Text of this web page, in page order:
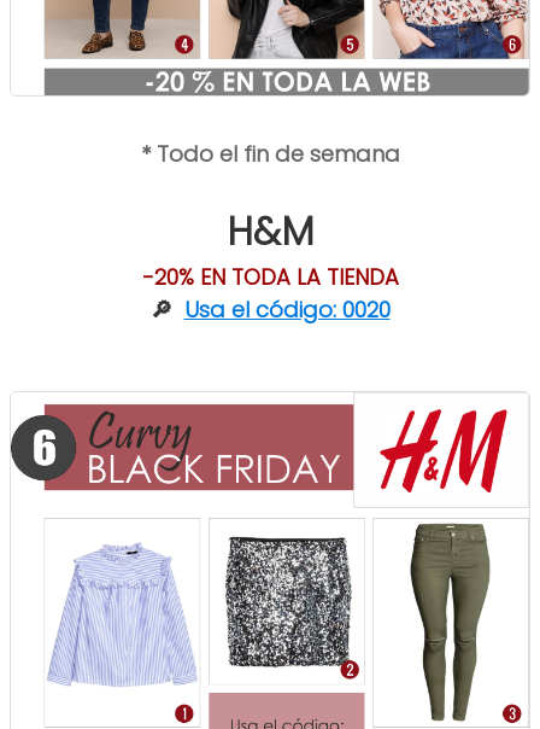
* Todo el fin de semana
H&M
-20% EN TODA LA TIENDA
🔎 Usa el código: 0020